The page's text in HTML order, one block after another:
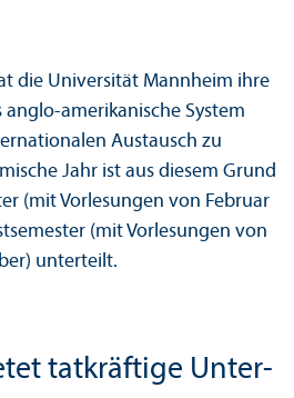
die Universität Mannheim ihre
anglo-amerikanische System
Austausch zu
Jahr ist aus diesem Grund
(mit Vorlesungen von Februar
(mit Vorlesungen von
unter­teilt.
tatkräftige Unter­